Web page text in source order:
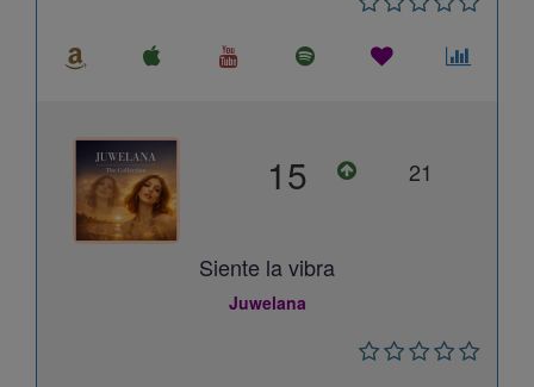
15 21
Siente la vibra
Juwelana